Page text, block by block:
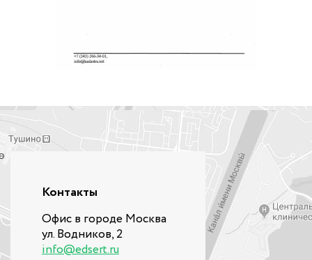
Контакты
Офис в городе Москва
ул. Водников, 2
info@edsert.ru